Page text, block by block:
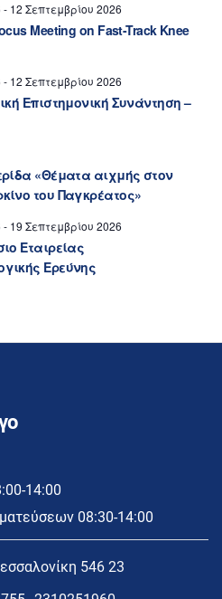
- 12 Σεπτεμβρίου 2026
Meeting on Fast-Track Knee
- 12 Σεπτεμβρίου 2026
Επιστημονική Συνάντηση –
«Θέματα αιχμής στον
του Παγκρέατος»
- 19 Σεπτεμβρίου 2026
Εταιρείας
Ερεύνης
14:00
08:30-14:00
546 23